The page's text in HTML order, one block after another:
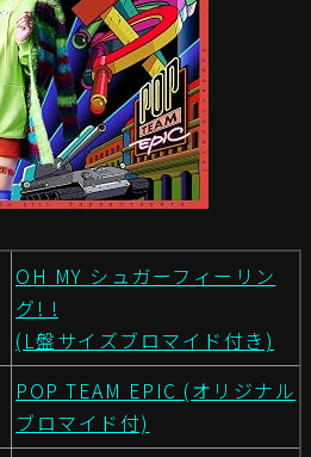
OH MY シュガーフィーリン
グ! !
(L盤サイズブロマイド付き)
POP TEAM EPIC (オリジナル
ブロマイド付)